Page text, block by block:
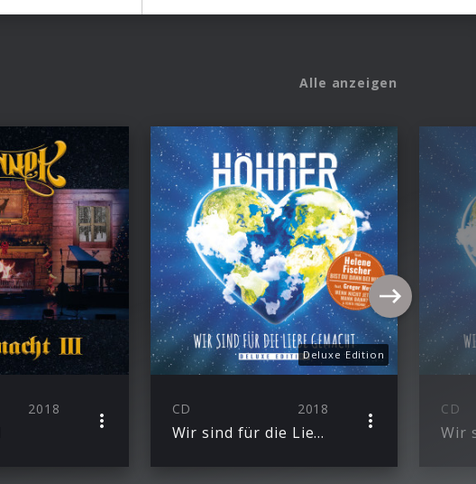
Alle anzeigen
2018
Deluxe Edition
CD 2018
Wir sind für die Liebe gemacht (Deluxe Edition)
CD